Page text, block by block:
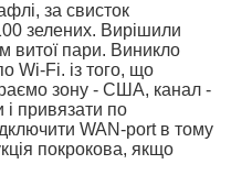
за свисток
зелених. Вирішили
витої пари. Виникло
Wi-Fi. із того, що
зону - США, канал -
і привязати по
WAN-port в тому
покрокова, якщо